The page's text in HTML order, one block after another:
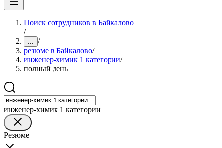
Поиск сотрудников в Байкалово
/
... /
резюме в Байкалово/
инженер-химик 1 категории/
полный день
инженер-химик 1 категории
Резюме